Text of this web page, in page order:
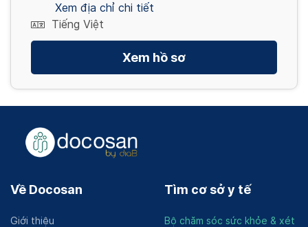
Xem địa chỉ chi tiết
Tiếng Việt
Xem hồ sơ
Về Docosan
Giới thiệu
Tìm cơ sở y tế
Bộ chăm sóc sức khỏe & xét